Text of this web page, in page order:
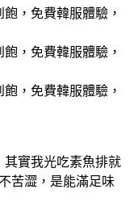
其實我光吃素魚排就
苦澀，是能滿足味